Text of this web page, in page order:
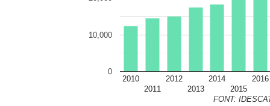
2010
2011
2012
2013
2014
2015
2016
0
10,000
FONT: